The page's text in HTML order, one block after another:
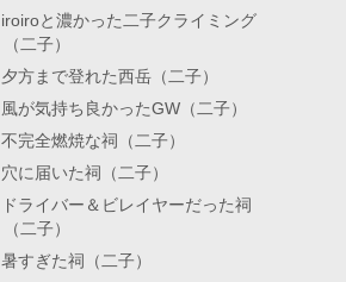
iroiroと濃かった二子クライミング
（二子）
夕方まで登れた西岳（二子）
風が気持ち良かったGW（二子）
不完全燃焼な祠（二子）
穴に届いた祠（二子）
ドライバー＆ビレイヤーだった祠
（二子）
暑すぎた祠（二子）